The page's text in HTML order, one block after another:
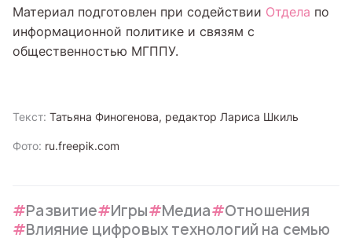
Материал подготовлен при содействии Отдела по
информационной политике и связям с
общественностью МГППУ.
Текст: Татьяна Финогенова, редактор Лариса Шкиль
Фото: ru.freepik.com
Развитие Игры Медиа
Отношения
Влияние цифровых технологий на семью